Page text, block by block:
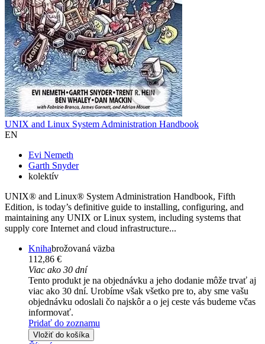
UNIX and Linux System Administration Handbook
EN
Evi Nemeth
Garth Snyder
kolektív
UNIX® and Linux® System Administration Handbook, Fifth
Edition, is today’s definitive guide to installing, configuring, and
maintaining any UNIX or Linux system, including systems that
supply core Internet and cloud infrastructure...
Knihabrožovaná väzba
112,86 €
Viac ako 30 dní
Tento produkt je na objednávku a jeho dodanie môže trvať aj
viac ako 30 dní. Urobíme však všetko pre to, aby sme vašu
objednávku odoslali čo najskôr a o jej ceste vás budeme včas
informovať.
Pridať do zoznamu
Vložiť do košíka